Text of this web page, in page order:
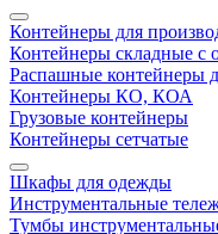
Контейнеры для
Контейнеры складные с
Распашные контейнеры
Контейнеры КО, КОА
Грузовые контейнеры
Контейнеры сетчатые
Шкафы для одежды
Инструментальные
Тумбы